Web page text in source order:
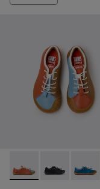
Twins - K800707-
Twins -